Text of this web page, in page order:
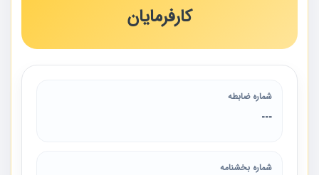
کارفرمایان
شماره ضابطه
---
شماره بخشنامه